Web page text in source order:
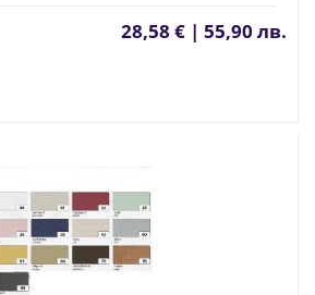
28,58 € | 55,90 лв.